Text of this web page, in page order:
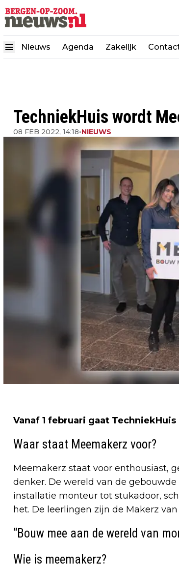
Nieuws Agenda Zakelijk
TechniekHuis wordt
08 FEB 2022, 14:18•NIEUWS
Vanaf 1 februari gaat
Waar staat Meemakerz voor?
Meemakerz staat voor enthousiast,
denker. De wereld van de
installatie monteur tot stukadoor,
het. De leerlingen zijn de Makerz
“Bouw mee aan de wereld van
Wie is meemakerz?